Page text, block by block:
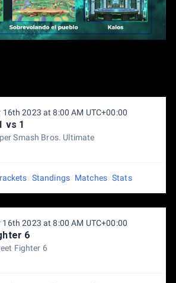
16th 2023 at 8:00 AM UTC+00:00
vs 1
Smash Bros. Ultimate
Standings Matches Stats
16th 2023 at 8:00 AM UTC+00:00
6
Fighter 6